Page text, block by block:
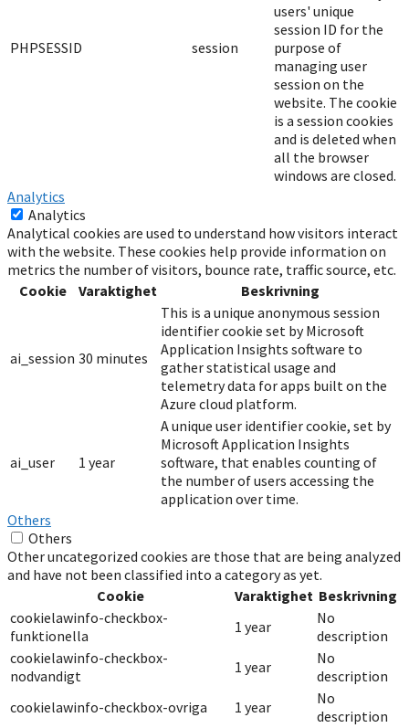
PHPSESSID session
users' unique
session ID for the
purpose of
managing user
session on the
website. The cookie
is a session cookies
and is deleted when
all the browser
windows are closed.
Analytics
Analytics
Analytical cookies are used to understand how visitors interact
with the website. These cookies help provide information on
metrics the number of visitors, bounce rate, traffic source, etc.
Cookie
Varaktighet Beskrivning
ai_session 30 minutes
This is a unique anonymous session
identifier cookie set by Microsoft
Application Insights software to
gather statistical usage and
telemetry data for apps built on the
Azure cloud platform.
ai_user 1 year
A unique user identifier cookie, set by
Microsoft Application Insights
software, that enables counting of
the number of users accessing the
application over time.
Others
Others
Other uncategorized cookies are those that are being analyzed
and have not been classified into a category as yet.
Cookie
Varaktighet Beskrivning
cookielawinfo-checkbox-
funktionella
1 year
No
description
cookielawinfo-checkbox-
nodvandigt
1 year
No
description
cookielawinfo-checkbox-ovriga
1 year
No
description